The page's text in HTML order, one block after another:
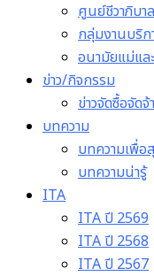
ศูนย์ชีวาภิบ
กลุ่มงานบริก
อนามัยแม่แล
ข่าว/กิจกรรม
ข่าวจัดซื้อจัด
บทความ
บทความเพื่อ
บทความน่ารู้
ITA
ITA ปี 2569
ITA ปี 2568
ITA ปี 2567